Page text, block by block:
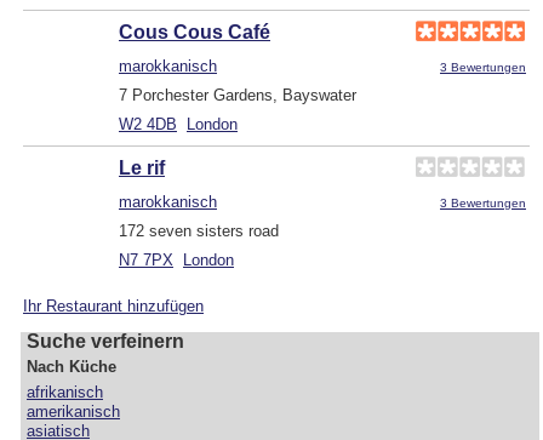
Cous Cous Café
marokkanisch 3 Bewertungen
7 Porchester Gardens, Bayswater
W2 4DB
London
Le rif
marokkanisch 3 Bewertungen
172 seven sisters road
N7 7PX
London
Ihr Restaurant hinzufügen
Suche verfeinern
Nach Küche
afrikanisch
amerikanisch
asiatisch